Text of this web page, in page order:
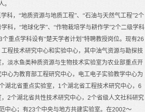
。
科，“地质资源与地质工程”、“石油与天然气工程”2个
科，“地球化学”、“作物栽培学与耕作学”2个二级学科
个重点学科设有“楚天学者计划”特聘教授岗位。现有26
程技术研究中心和实验中心，其中油气资源与勘探技
淡水鱼类种质资源与生物技术实验室为农业部重点开
心为教育部工程研究中心，电工电子实验教学中心为
湖北省重点实验室， 1个湖北省工程技术研究中心， 6
2个湖北省共性技术研究中心， 2个省级人文社科研究
中心；有23个中央与地方共建实验室。在2002～